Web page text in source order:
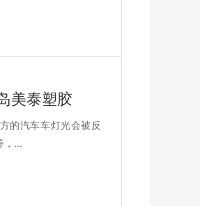
美泰塑胶
的汽车车灯光会被反
，...